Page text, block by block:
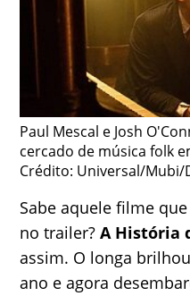
Paul Mescal e Josh
cercado de música folk
Crédito: Universal/Mubi/
Sabe aquele filme
no trailer?A História
assim. O longa
ano e agora